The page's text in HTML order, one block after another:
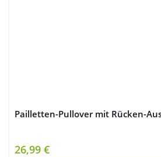
Pailletten-Pullover mit Rücken-
26,99 €